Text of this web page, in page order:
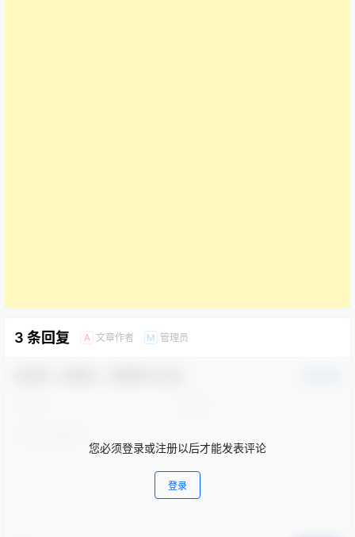
3 条回复 A 文章作者 M 管理员
您必须登录或注册以后才能发表评论
登录